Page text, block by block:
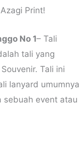
Print!
No 1– Tali
tali yang
Tali ini
lanyard umumnya
sebuah event atau